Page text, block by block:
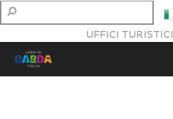
UFFICI TURISTICI